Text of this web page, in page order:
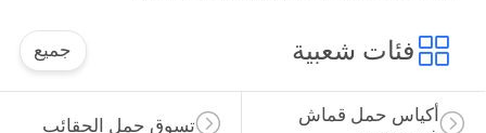
فئات شعبية جميع
تسوق حمل الحقائب
أكياس حمل قماش